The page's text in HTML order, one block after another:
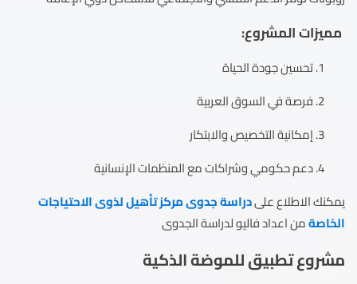
مميزات المشروع:
تحسين جودة الحياة
فرصة في السوق العربية
إمكانية التخصيص والابتكار
دعم حكومي وشراكات مع المنظمات الإنسانية
يمكنك الاطلاع علىدراسة جدوى مركز تأهيل لذوى الاحتياجات
الخاصةمن اعداد فاليو لدراسة الجدوى
مشروع تطبيق للموضة الذكية